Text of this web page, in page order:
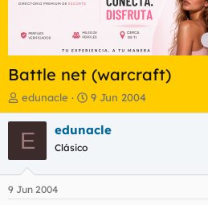
Battle net (warcraft)
I
n
i
c
a
d
o
edunacle
F
e
c
i
9 Jun 2004
E edunacle
Clásico
9 Jun 2004